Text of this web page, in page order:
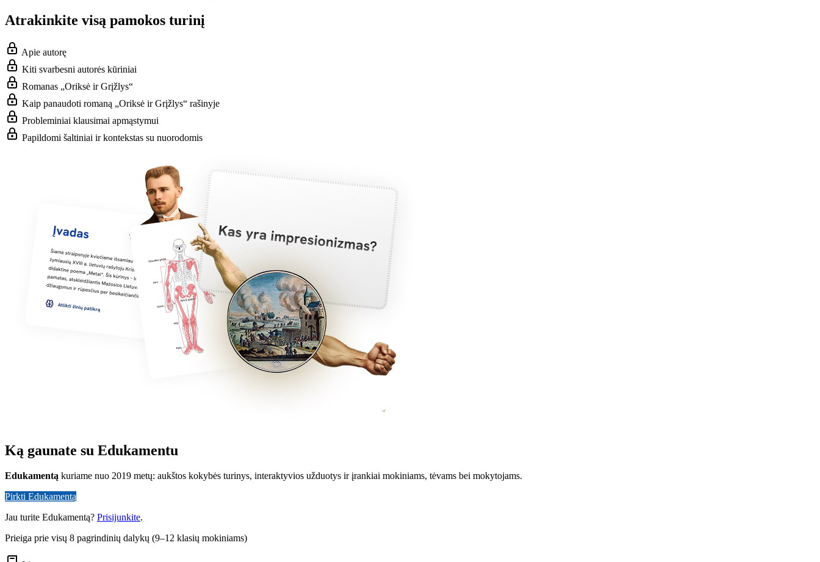
Atrakinkite visą pamokos turinį
Apie autorę
Kiti svarbesni autorės kūriniai
Romanas „Oriksė ir Grįžlys“
Kaip panaudoti romaną „Oriksė ir Grįžlys“ rašinyje
Probleminiai klausimai apmąstymui
Papildomi šaltiniai ir kontekstas su nuorodomis
Ką gaunate su Edukamentu
Edukamentą kuriame nuo 2019 metų: aukštos kokybės turinys, interaktyvios užduotys ir įrankiai mokiniams, tėvams bei mokytojams.
Pirkti Edukamentą
Jau turite Edukamentą? Prisijunkite.
Prieiga prie visų 8 pagrindinių dalykų (9–12 klasių mokiniams)